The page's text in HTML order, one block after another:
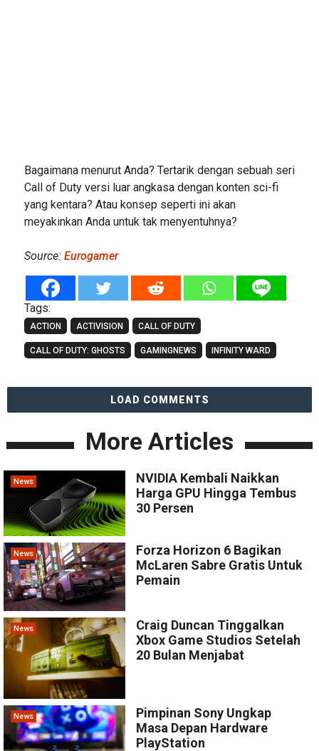
Bagaimana menurut Anda? Tertarik dengan sebuah seri
Call of Duty versi luar angkasa dengan konten sci-fi
yang kentara? Atau konsep seperti ini akan
meyakinkan Anda untuk tak menyentuhnya?
Source: Eurogamer
Tags:
ACTION ACTIVISION CALL OF DUTY
CALL OF DUTY: GHOSTS GAMINGNEWS INFINITY WARD
LOAD COMMENTS
More Articles
News
NVIDIA Kembali Naikkan
Harga GPU Hingga Tembus
30 Persen
News
Forza Horizon 6 Bagikan
McLaren Sabre Gratis Untuk
Pemain
News
Craig Duncan Tinggalkan
Xbox Game Studios Setelah
20 Bulan Menjabat
News
Pimpinan Sony Ungkap
Masa Depan Hardware
PlayStation